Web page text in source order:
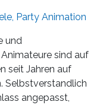
Party Animation
und
sind auf
seit Jahren auf
Selbstverstandlich
angepasst,